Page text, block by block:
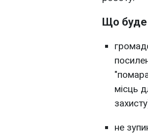
Що буде
місць
не